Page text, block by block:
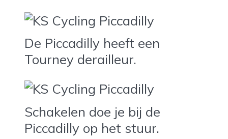
De Piccadilly heeft een
Tourney derailleur.
Schakelen doe je bij de
Piccadilly op het stuur.